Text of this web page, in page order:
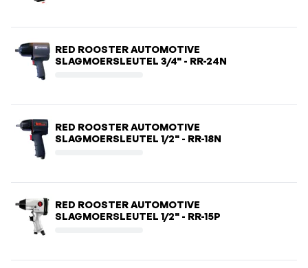
RED ROOSTER AUTOMOTIVE
SLAGMOERSLEUTEL 3/4" - RR-24N
RED ROOSTER AUTOMOTIVE
SLAGMOERSLEUTEL 1/2" - RR-18N
RED ROOSTER AUTOMOTIVE
SLAGMOERSLEUTEL 1/2" - RR-15P